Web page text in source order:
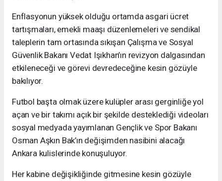
Enflasyonun yüksek olduğu ortamda asgari ücret
tartışmaları, emekli maaşı düzenlemeleri ve sendikal
taleplerin tam ortasında sıkışan Çalışma ve Sosyal
Güvenlik Bakanı Vedat Işıkhan’ın revizyon dalgasından
etkileneceği ve görevi devredeceğine kesin gözüyle
bakılıyor.
Futbol başta olmak üzere kulüpler arası gerginliğe yol
açan ve bir takımı açık bir şekilde desteklediği videoları
sosyal medyada yayımlanan Gençlik ve Spor Bakanı
Osman Aşkın Bak’ın değişimden nasibini alacağı
Ankara kulislerinde konuşuluyor.
Her kabine değişikliğinde gitmesine kesin gözüyle